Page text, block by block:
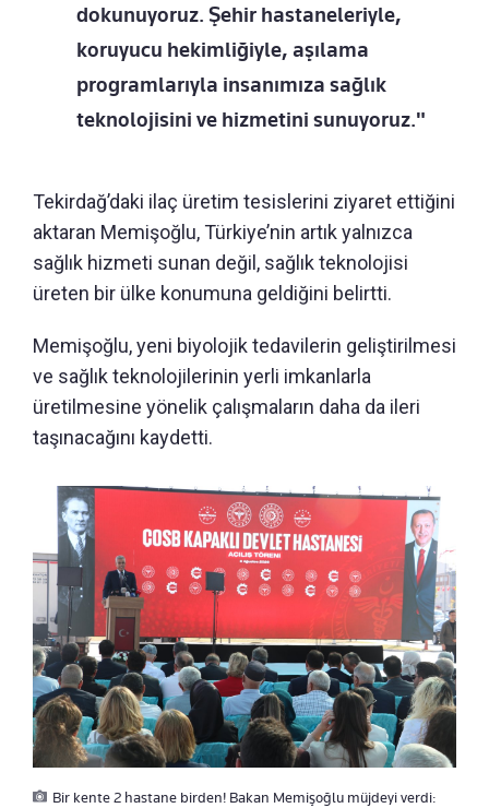
dokunuyoruz. Şehir hastaneleriyle,
koruyucu hekimliğiyle, aşılama
programlarıyla insanımıza sağlık
teknolojisini ve hizmetini sunuyoruz."
Tekirdağ’daki ilaç üretim tesislerini ziyaret ettiğini
aktaran Memişoğlu, Türkiye’nin artık yalnızca
sağlık hizmeti sunan değil, sağlık teknolojisi
üreten bir ülke konumuna geldiğini belirtti.
Memişoğlu, yeni biyolojik tedavilerin geliştirilmesi
ve sağlık teknolojilerinin yerli imkanlarla
üretilmesine yönelik çalışmaların daha da ileri
taşınacağını kaydetti.
Bir kente 2 hastane birden! Bakan Memişoğlu müjdeyi verdi: